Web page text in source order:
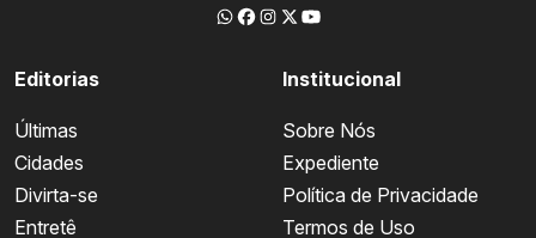
Editorias
Últimas
Cidades
Divirta-se
Entretê
Institucional
Sobre Nós
Expediente
Política de Privacidade
Termos de Uso